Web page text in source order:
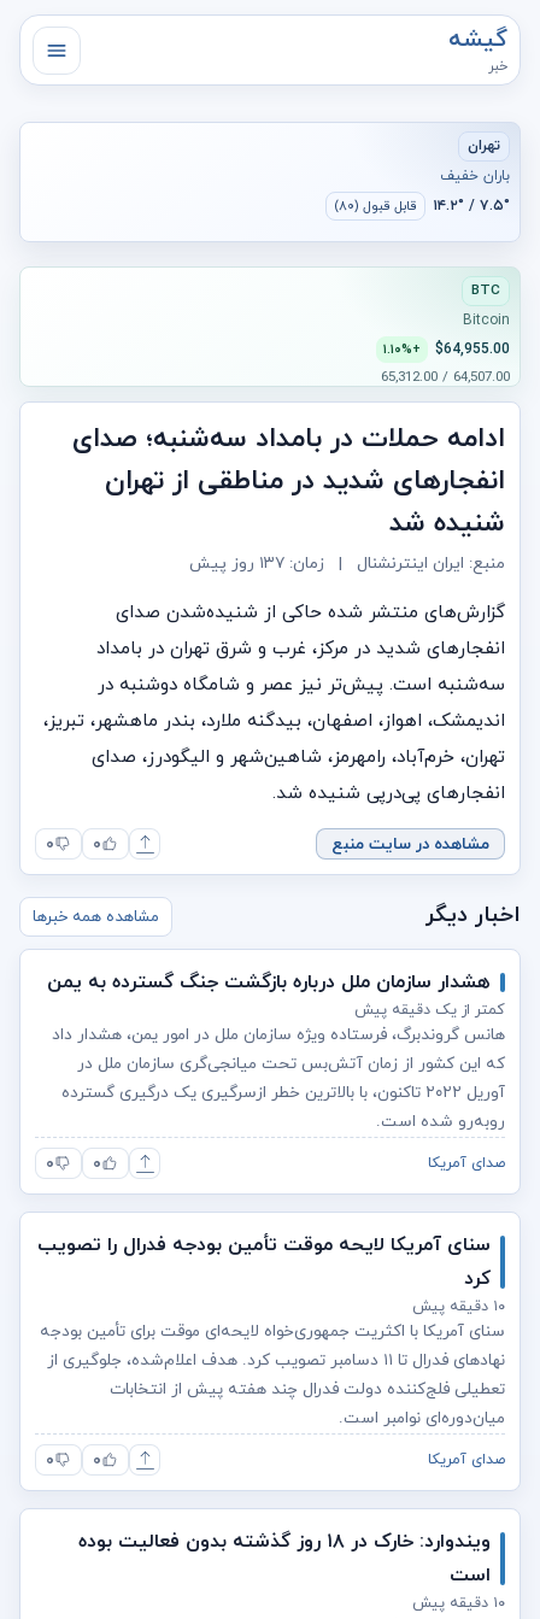
گیشه
خبر
تهران
باران خفیف
۷.۵° / ۱۴.۲° قابل قبول (۸۰)
BTC
Bitcoin
$64,955.00
+۱.۱۰%
64,507.00 / 65,312.00
ادامه حملات در بامداد سه‌شنبه؛ صدای
انفجارهای شدید در مناطقی از تهران
شنیده شد
منبع: ایران اینترنشنال | زمان: ۱۳۷ روز پیش
گزارش‌های منتشر شده حاکی از شنیده‌شدن صدای
انفجارهای شدید در مرکز، غرب و شرق تهران در بامداد
سه‌شنبه است. پیش‌تر نیز عصر و شامگاه دوشنبه در
اندیمشک، اهواز، اصفهان، بیدگنه ملارد، بندر ماهشهر، تبریز،
تهران، خرم‌آباد، رامهرمز، شاهین‌شهر و الیگودرز، صدای
انفجارهای پی‌درپی شنیده شد.
مشاهده در سایت منبع ۰ ۰
اخبار دیگر مشاهده همه خبرها
هشدار سازمان ملل درباره بازگشت جنگ گسترده به یمن
کمتر از یک دقیقه پیش
هانس گروندبرگ، فرستاده ویژه سازمان ملل در امور یمن، هشدار داد
که این کشور از زمان آتش‌بس تحت میانجی‌گری سازمان ملل در
آوریل ۲۰۲۲ تاکنون، با بالاترین خطر ازسرگیری یک درگیری گسترده
روبه‌رو شده است.
صدای آمریکا ۰ ۰
سنای آمریکا لایحه موقت تأمین بودجه فدرال را تصویب
کرد
۱۰ دقیقه پیش
سنای آمریکا با اکثریت جمهوری‌خواه لایحه‌ای موقت برای تأمین بودجه
نهادهای فدرال تا ۱۱ دسامبر تصویب کرد. هدف اعلام‌شده، جلوگیری از
تعطیلی فلج‌کننده دولت فدرال چند هفته پیش از انتخابات
میان‌دوره‌ای نوامبر است.
صدای آمریکا ۰ ۰
ویندوارد: خارک در ۱۸ روز گذشته بدون فعالیت بوده
است
۱۰ دقیقه پیش